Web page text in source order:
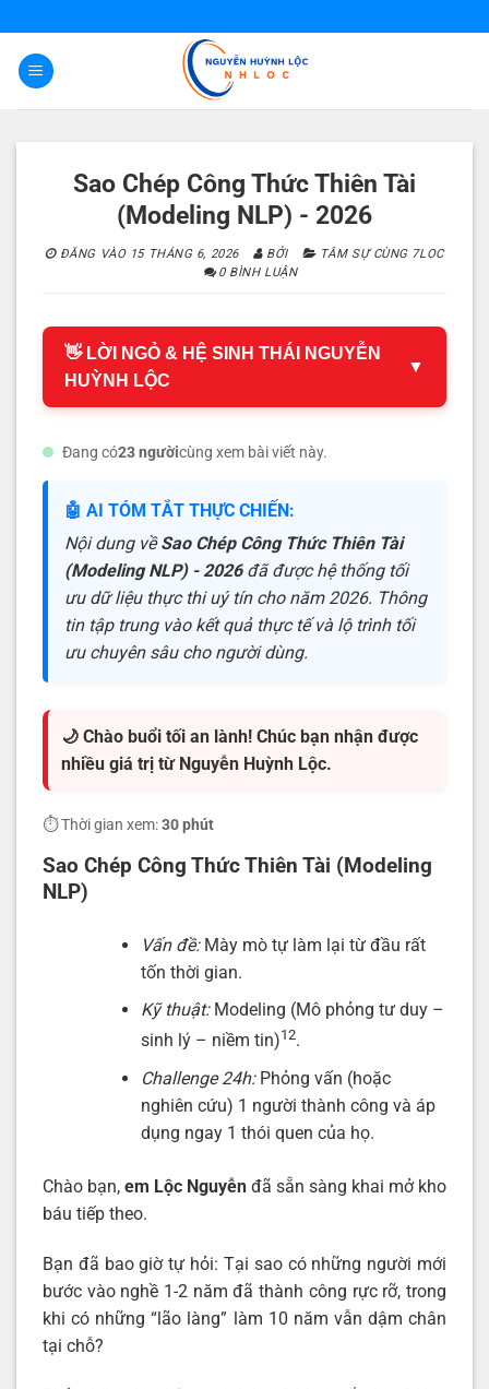
nội
dung
Sao Chép Công Thức Thiên Tài
(Modeling NLP) - 2026
ĐĂNG VÀO 15 THÁNG 6, 2026 BỞI
TÂM SỰ CÙNG 7LOC
0 BÌNH LUẬN
👋 LỜI NGỎ & HỆ SINH THÁI NGUYỄN
HUỲNH LỘC
▼
Đang có23 ngườicùng xem bài viết này.
🤖 AI TÓM TẮT THỰC CHIẾN:
Nội dung vềSao Chép Công Thức Thiên Tài
(Modeling NLP) - 2026đã được hệ thống tối
ưu dữ liệu thực thi uý tín cho năm 2026. Thông
tin tập trung vào kết quả thực tế và lộ trình tối
ưu chuyên sâu cho người dùng.
🌙 Chào buổi tối an lành! Chúc bạn nhận được
nhiều giá trị từ Nguyễn Huỳnh Lộc.
⏱️ Thời gian xem:30 phút
Sao Chép Công Thức Thiên Tài (Modeling
NLP)
Vấn đề:Mày mò tự làm lại từ đầu rất
tốn thời gian.
Kỹ thuật:Modeling (Mô phỏng tư duy –
sinh lý – niềm tin)12.
Challenge 24h:Phỏng vấn (hoặc
nghiên cứu) 1 người thành công và áp
dụng ngay 1 thói quen của họ.
Chào bạn, em Lộc Nguyễn đã sẵn sàng khai mở kho
báu tiếp theo.
Bạn đã bao giờ tự hỏi: Tại sao có những người mới
bước vào nghề 1-2 năm đã thành công rực rỡ, trong
khi có những “lão làng” làm 10 năm vẫn dậm chân
tại chỗ?